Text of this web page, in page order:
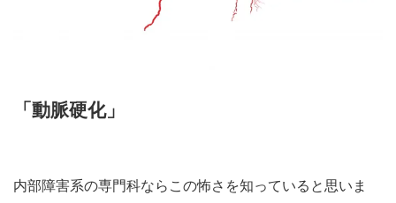
「動脈硬化」
内部障害系の専門科ならこの怖さを知っていると思いま